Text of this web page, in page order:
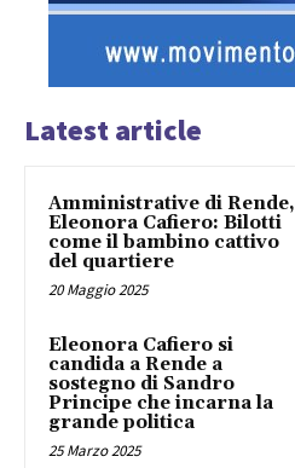
Latest article
Amministrative di Rende,
Eleonora Cafiero: Bilotti
come il bambino cattivo
del quartiere
20 Maggio 2025
Eleonora Cafiero si
candida a Rende a
sostegno di Sandro
Principe che incarna la
grande politica
25 Marzo 2025